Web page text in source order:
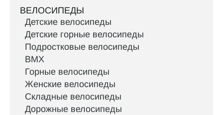
ВЕЛОСИПЕДЫ
Детские велосипеды
Детские горные велосипеды
Подростковые велосипеды
BMX
Горные велосипеды
Женские велосипеды
Складные велосипеды
Дорожные велосипеды